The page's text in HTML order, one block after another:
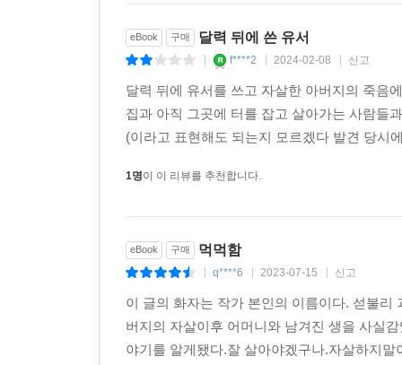
eBook 구매 달력 뒤에 쓴 유서
f****2 2024-02-08 신고
달력 뒤에 유서를 쓰고 자살한 아버지의 죽음
집과 아직 그곳에 터를 잡고 살아가는 사람들
(이라고 표현해도 되는지 모르겠다 발견 당시
1명이 이 리뷰를 추천합니다.
eBook 구매 먹먹함
q****6 2023-07-15 신고
이 글의 화자는 작가 본인의 이름이다. 섣불
버지의 자살이후 어머니와 남겨진 생을 사실
야기를 알게됐다.잘 살아야겠구나.자살하지